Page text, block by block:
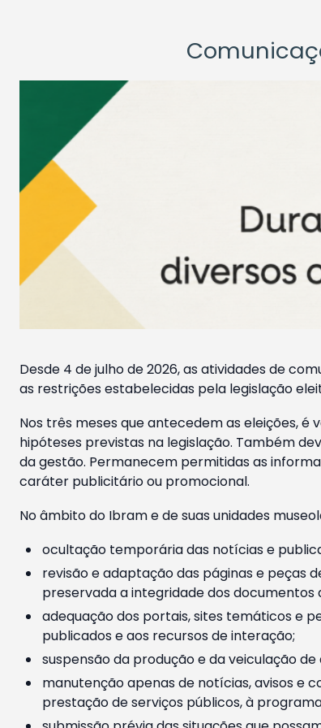
Desde 4 de julho de 2026, as atividades de
as restrições estabelecidas pela legislação
Nos três meses que antecedem as eleições, é
hipóteses previstas na legislação. Também
da gestão. Permanecem permitidas as
caráter publicitário ou promocional.
No âmbito do Ibram e de suas unidades
ocultação temporária das notícias e
revisão e adaptação das páginas e peças
preservada a integridade dos
adequação dos portais, sites temáticos e
publicados e aos recursos de interação;
suspensão da produção e da veiculação
manutenção apenas de notícias, avisos e
prestação de serviços públicos, à